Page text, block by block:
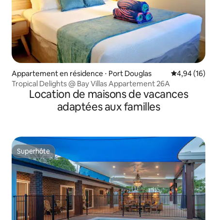
Appartement en résidence ⋅ Port Douglas Évaluation
4,94 (16)
Tropical Delights @ Bay Villas Appartement 26A
Location de maisons de vacances
adaptées aux familles
Superhôte
Superhôte